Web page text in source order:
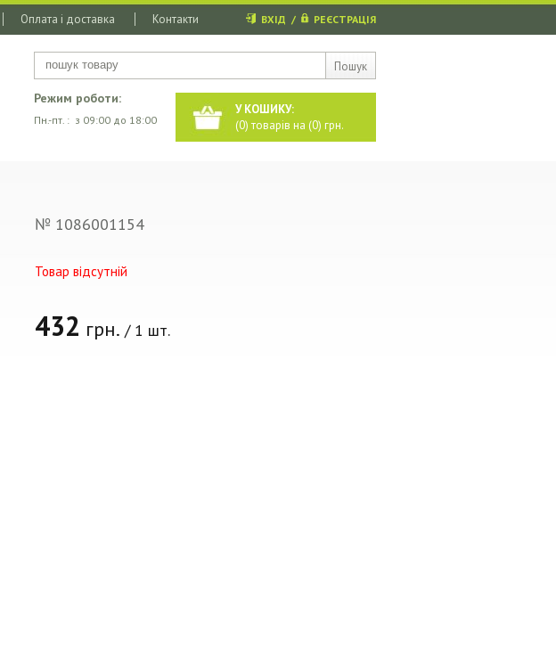
Пошук
Оплата і доставка Контакти ВХІД / РЕЄСТРАЦІЯ
У КОШИКУ:
(0) товарів на (0) грн.
Режим роботи:
Пн.-пт. : з 09:00 до 18:00
№ 1086001154
Товар відсутній
432 грн. / 1 шт.